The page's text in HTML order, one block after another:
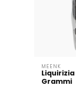
MEENK
Grammi